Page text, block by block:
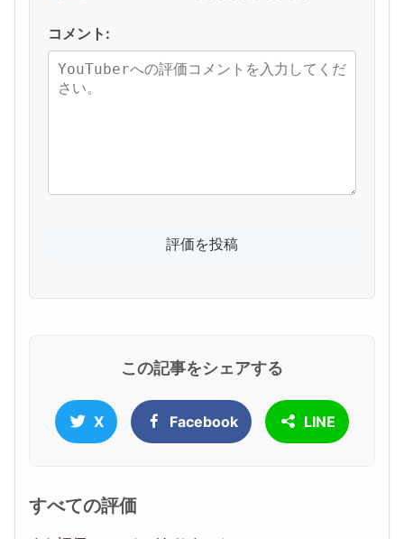
コメント:
この記事をシェアする
X Facebook LINE
すべての評価